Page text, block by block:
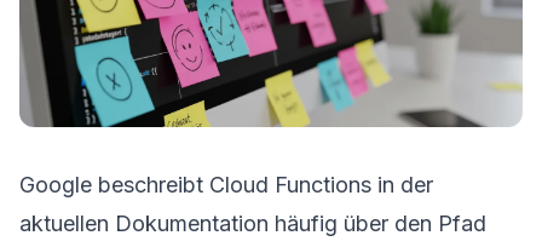
Google beschreibt Cloud Functions in der
aktuellen Dokumentation häufig über den Pfad